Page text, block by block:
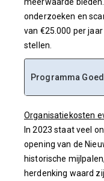
meerwaarde
onderzoeken en
van €25.000 per
stellen.
Programma
Organisatiekosten
In 2023 staat veel
opening van de
historische
herdenking waard